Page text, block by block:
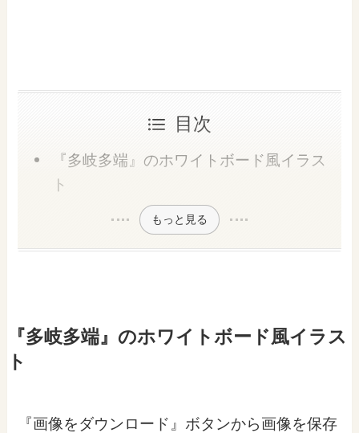
目次
『多岐多端』のホワイトボード風イラス
ト
もっと見る
『多岐多端』のホワイトボード風イラス
ト
『画像をダウンロード』ボタンから画像を保存